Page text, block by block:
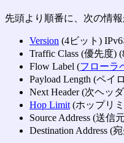
先頭より順番に、次の情報
Version (4ビット)
Traffic Class (優先度)
Flow Label (フローラ
Payload Length (ペイ
Next Header (次ヘッ
Hop Limit (ホップリ
Source Address (送信
Destination Address (